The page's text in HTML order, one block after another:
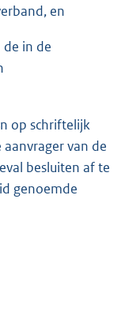
en
in de
op schriftelijk
van de
besluiten af te
genoemde